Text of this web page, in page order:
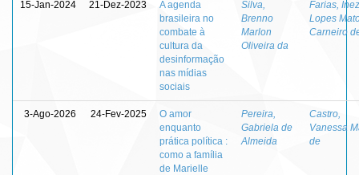
15-Jan-2024 21-Dez-2023
A agenda
brasileira no
combate à
cultura da
desinformação
nas mídias
sociais
Silva,
Brenno
Marlon
Oliveira da
Farias, Inez
Lopes
Carneiro
3-Ago-2026 24-Fev-2025
O amor
enquanto
prática política :
como a família
de Marielle
Pereira,
Gabriela de
Almeida
Castro,
Vanessa
de